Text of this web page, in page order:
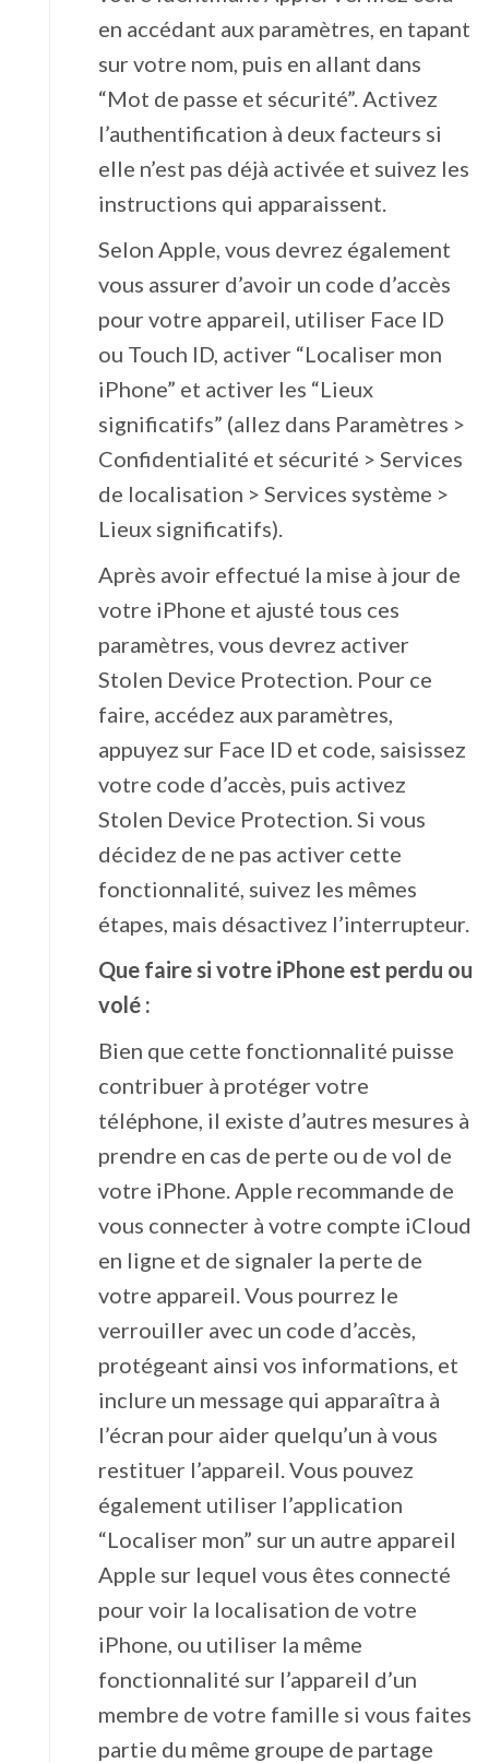
en accédant aux paramètres, en tapant
sur votre nom, puis en allant dans
“Mot de passe et sécurité”. Activez
l’authentification à deux facteurs si
elle n’est pas déjà activée et suivez les
instructions qui apparaissent.
Selon Apple, vous devrez également
vous assurer d’avoir un code d’accès
pour votre appareil, utiliser Face ID
ou Touch ID, activer “Localiser mon
iPhone” et activer les “Lieux
significatifs” (allez dans Paramètres >
Confidentialité et sécurité > Services
de localisation > Services système >
Lieux significatifs).
Après avoir effectué la mise à jour de
votre iPhone et ajusté tous ces
paramètres, vous devrez activer
Stolen Device Protection. Pour ce
faire, accédez aux paramètres,
appuyez sur Face ID et code, saisissez
votre code d’accès, puis activez
Stolen Device Protection. Si vous
décidez de ne pas activer cette
fonctionnalité, suivez les mêmes
étapes, mais désactivez l’interrupteur.
Que faire si votre iPhone est perdu ou
volé :
Bien que cette fonctionnalité puisse
contribuer à protéger votre
téléphone, il existe d’autres mesures à
prendre en cas de perte ou de vol de
votre iPhone. Apple recommande de
vous connecter à votre compte iCloud
en ligne et de signaler la perte de
votre appareil. Vous pourrez le
verrouiller avec un code d’accès,
protégeant ainsi vos informations, et
inclure un message qui apparaîtra à
l’écran pour aider quelqu’un à vous
restituer l’appareil. Vous pouvez
également utiliser l’application
“Localiser mon” sur un autre appareil
Apple sur lequel vous êtes connecté
pour voir la localisation de votre
iPhone, ou utiliser la même
fonctionnalité sur l’appareil d’un
membre de votre famille si vous faites
partie du même groupe de partage